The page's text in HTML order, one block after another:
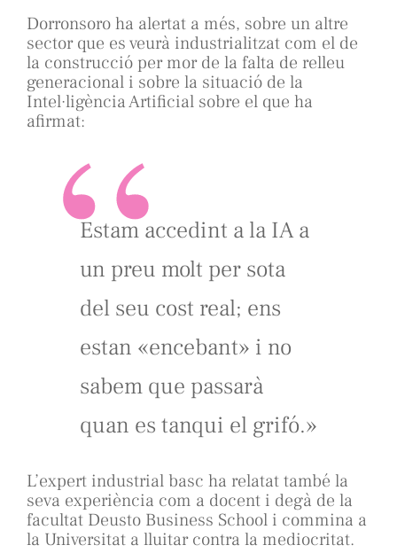
Dorronsoro ha alertat a més, sobre un altre
sector que es veurà industrialitzat com el de
la construcció per mor de la falta de relleu
generacional i sobre la situació de la
Intel·ligència Artificial sobre el que ha
afirmat:
Estam accedint a la IA a
un preu molt per sota
del seu cost real; ens
estan «encebant» i no
sabem que passarà
quan es tanqui el grifó.»
L’expert industrial basc ha relatat també la
seva experiència com a docent i degà de la
facultat Deusto Business School i commina a
la Universitat a lluitar contra la mediocritat.